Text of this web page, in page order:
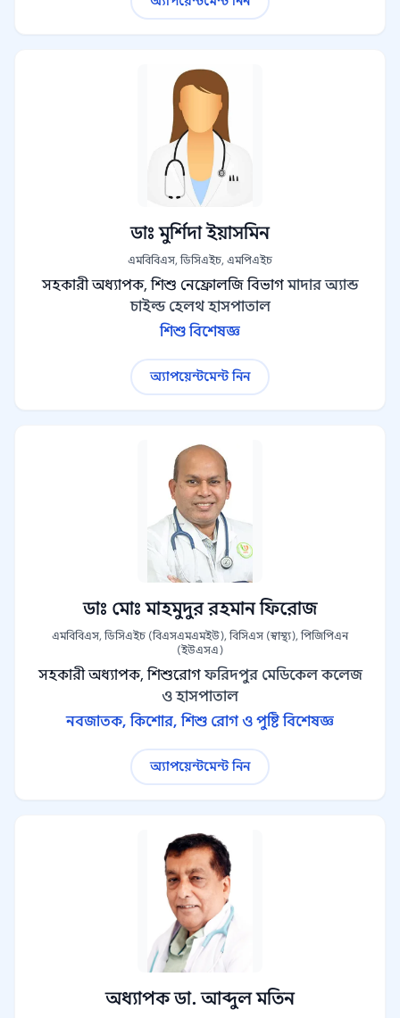
ডাঃ মুর্শিদা ইয়াসমিন
এমবিবিএস, ডিসিএইচ, এমপিএইচ
সহকারী অধ্যাপক, শিশু নেফ্রোলজি বিভাগ মাদার অ্যান্ড
চাইল্ড হেলথ হাসপাতাল
শিশু বিশেষজ্ঞ
অ্যাপয়েন্টমেন্ট নিন
ডাঃ মোঃ মাহমুদুর রহমান ফিরোজ
এমবিবিএস, ডিসিএইচ (বিএসএমএমইউ), বিসিএস (স্বাস্থ্য), পিজিপিএন
(ইউএসএ)
সহকারী অধ্যাপক, শিশুরোগ ফরিদপুর মেডিকেল কলেজ
ও হাসপাতাল
নবজাতক, কিশোর, শিশু রোগ ও পুষ্টি বিশেষজ্ঞ
অ্যাপয়েন্টমেন্ট নিন
অধ্যাপক ডা. আব্দুল মতিন